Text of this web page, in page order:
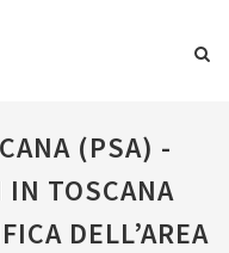
(PSA) -
TOSCANA
DELL’AREA